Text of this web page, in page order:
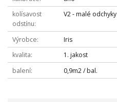
kolísavost
odstínu
V2 - malé odchyky
Výrobce
Iris
kvalita
1. jakost
balení
0,9m2 / bal.